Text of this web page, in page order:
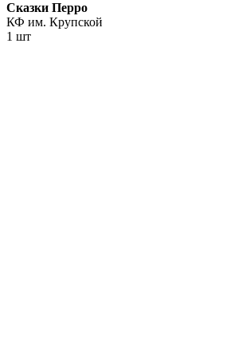
Сказки Перро
КФ им. Крупской
1 шт